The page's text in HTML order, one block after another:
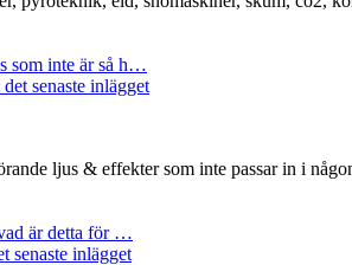
som inte är så h…
senaste inlägget
ljus & effekter som inte passar in i
är detta för …
senaste inlägget